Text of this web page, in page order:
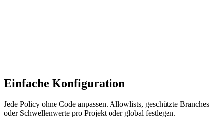
Einfache Konfiguration
Jede Policy ohne Code anpassen. Allowlists, geschützte Branches
oder Schwellenwerte pro Projekt oder global festlegen.